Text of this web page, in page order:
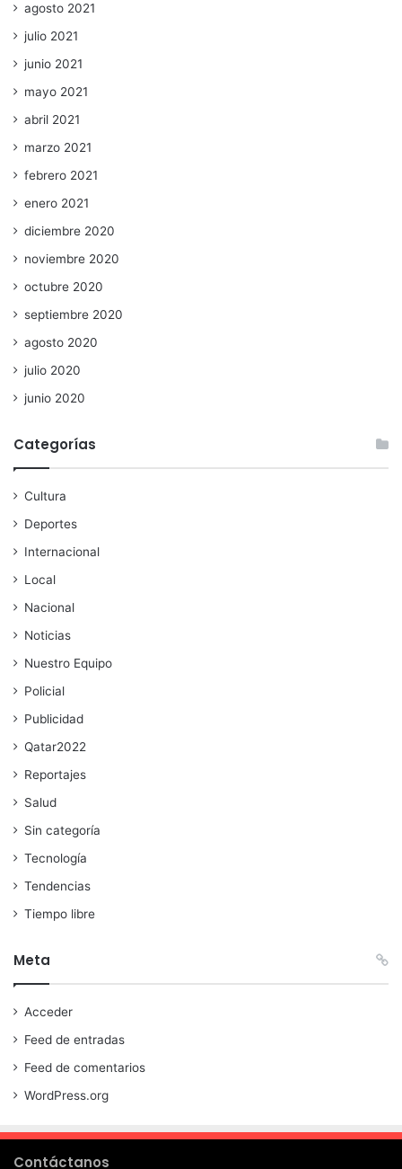
agosto 2021
julio 2021
junio 2021
mayo 2021
abril 2021
marzo 2021
febrero 2021
enero 2021
diciembre 2020
noviembre 2020
octubre 2020
septiembre 2020
agosto 2020
julio 2020
junio 2020
Categorías
Cultura
Deportes
Internacional
Local
Nacional
Noticias
Nuestro Equipo
Policial
Publicidad
Qatar2022
Reportajes
Salud
Sin categoría
Tecnología
Tendencias
Tiempo libre
Meta
Acceder
Feed de entradas
Feed de comentarios
WordPress.org
Contáctanos